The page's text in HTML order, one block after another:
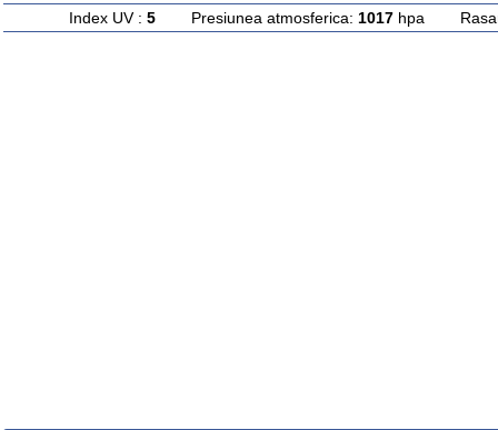
Index UV : 5Presiunea atmosferica: 1017hpa